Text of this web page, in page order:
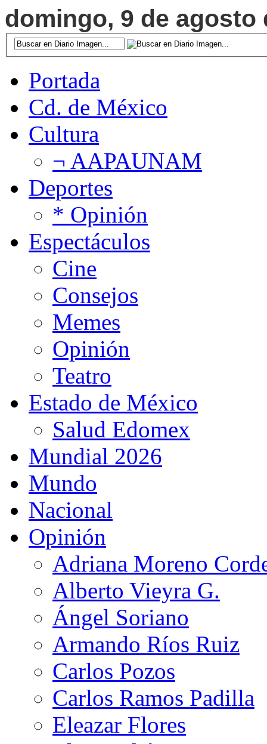
domingo, 9 de agosto
Portada
Cd. de México
Cultura
¬ AAPAUNAM
Deportes
* Opinión
Espectáculos
Cine
Consejos
Memes
Opinión
Teatro
Estado de México
Salud Edomex
Mundial 2026
Mundo
Nacional
Opinión
Adriana Moreno
Alberto Vieyra G.
Ángel Soriano
Armando Ríos Ruiz
Carlos Pozos
Carlos Ramos Padilla
Eleazar Flores